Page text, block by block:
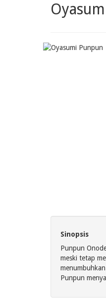
Sinopsis
Punpun
meski tetap
Punpun